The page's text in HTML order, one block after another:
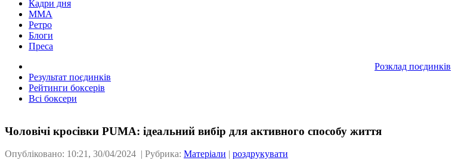
Кадри дня
ММА
Ретро
Блоги
Преса
Розклад поєдинків
Результат поєдинків
Рейтинги боксерів
Всі боксери
Чоловічі кросівки PUMA: ідеальний вибір для активного способу життя
Опубліковано: 10:21, 30/04/2024 | Рубрика: Матеріали | роздрукувати